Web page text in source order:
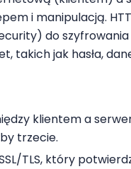
i manipulacją.
do
jak hasła,
klientem a
trzecie.
TLS, który